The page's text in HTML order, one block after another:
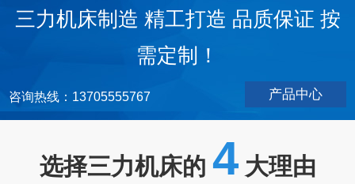
三力机床制造 精工打造 品质保证 按
需定制！
咨询热线：13705555767 产品中心
选择三力机床的 4大理由